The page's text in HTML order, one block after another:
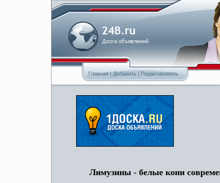
Главная|Добавить | Редактировать
Лимузины - белые кони